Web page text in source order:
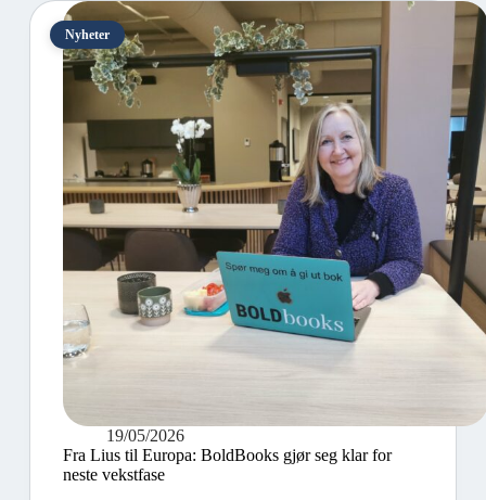
Nyheter
19/05/2026
Fra Lius til Europa: BoldBooks gjør seg klar for
neste vekstfase